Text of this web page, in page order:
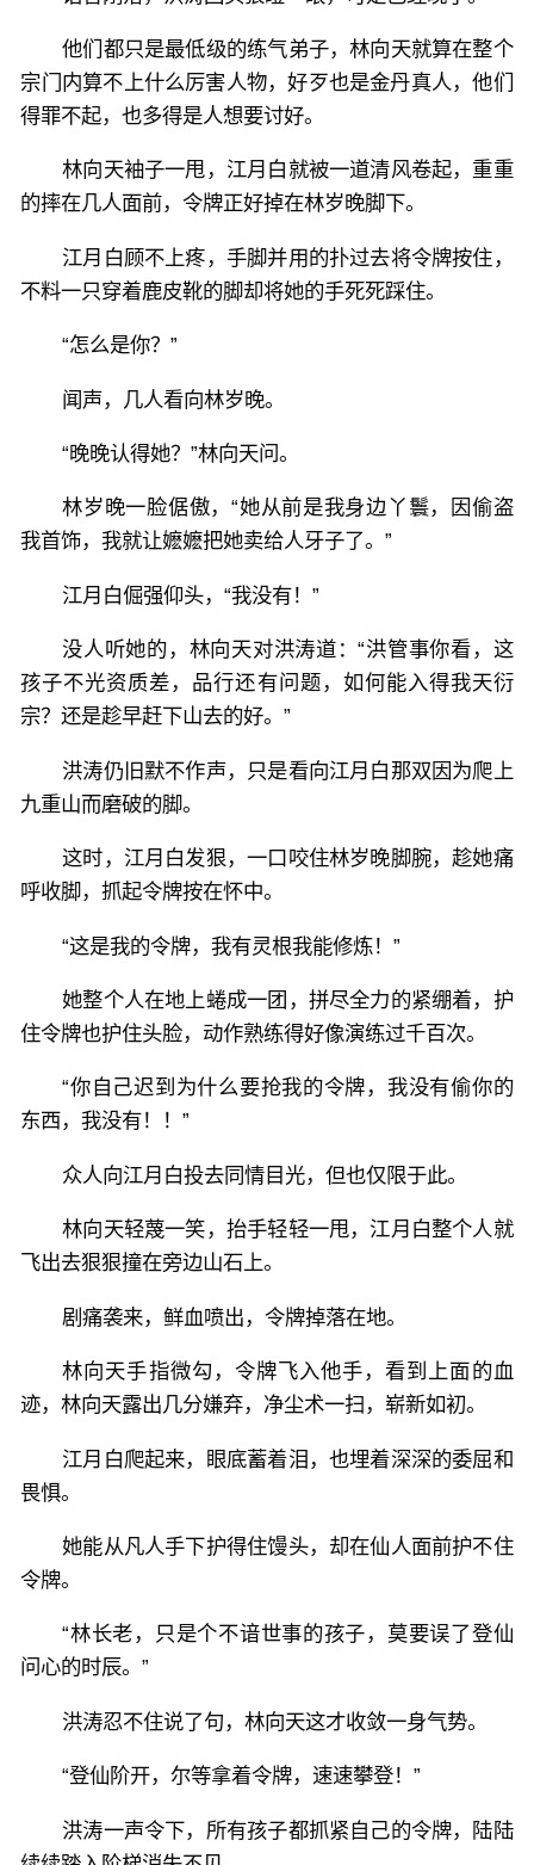
他们都只是最低级的练气弟子，林向天就算在整个
宗门内算不上什么厉害人物，好歹也是金丹真人，他们
得罪不起，也多得是人想要讨好。
林向天袖子一甩，江月白就被一道清风卷起，重重
的摔在几人面前，令牌正好掉在林岁晚脚下。
江月白顾不上疼，手脚并用的扑过去将令牌按住，
不料一只穿着鹿皮靴的脚却将她的手死死踩住。
“怎么是你？”
闻声，几人看向林岁晚。
“晚晚认得她？”林向天问。
林岁晚一脸倨傲，“她从前是我身边丫鬟，因偷盗
我首饰，我就让嬷嬷把她卖给人牙子了。”
江月白倔强仰头，“我没有！”
没人听她的，林向天对洪涛道：“洪管事你看，这
孩子不光资质差，品行还有问题，如何能入得我天衍
宗？还是趁早赶下山去的好。”
洪涛仍旧默不作声，只是看向江月白那双因为爬上
九重山而磨破的脚。
这时，江月白发狠，一口咬住林岁晚脚腕，趁她痛
呼收脚，抓起令牌按在怀中。
“这是我的令牌，我有灵根我能修炼！”
她整个人在地上蜷成一团，拼尽全力的紧绷着，护
住令牌也护住头脸，动作熟练得好像演练过千百次。
“你自己迟到为什么要抢我的令牌，我没有偷你的
东西，我没有！！”
众人向江月白投去同情目光，但也仅限于此。
林向天轻蔑一笑，抬手轻轻一甩，江月白整个人就
飞出去狠狠撞在旁边山石上。
剧痛袭来，鲜血喷出，令牌掉落在地。
林向天手指微勾，令牌飞入他手，看到上面的血
迹，林向天露出几分嫌弃，净尘术一扫，崭新如初。
江月白爬起来，眼底蓄着泪，也埋着深深的委屈和
畏惧。
她能从凡人手下护得住馒头，却在仙人面前护不住
令牌。
“林长老，只是个不谙世事的孩子，莫要误了登仙
问心的时辰。”
洪涛忍不住说了句，林向天这才收敛一身气势。
“登仙阶开，尔等拿着令牌，速速攀登！”
洪涛一声令下，所有孩子都抓紧自己的令牌，陆陆